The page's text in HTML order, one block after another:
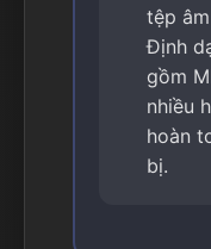
tệp
Định
gồm
nhiều
hoàn
bị.